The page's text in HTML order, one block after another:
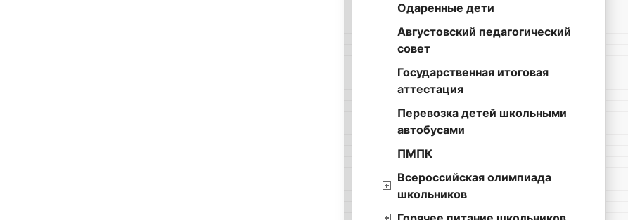
Одаренные дети
Августовский педагогический
совет
Государственная итоговая
аттестация
Перевозка детей школьными
автобусами
ПМПК
Всероссийская олимпиада
школьников